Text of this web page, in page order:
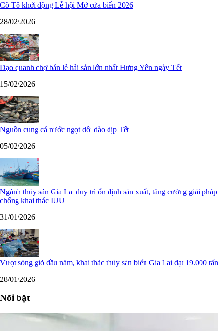
Cô Tô khởi động Lễ hội Mở cửa biển 2026
28/02/2026
Dạo quanh chợ bán lẻ hải sản lớn nhất Hưng Yên ngày Tết
15/02/2026
Nguồn cung cá nước ngọt dồi dào dịp Tết
05/02/2026
Ngành thủy sản Gia Lai duy trì ổn định sản xuất, tăng cường giải pháp
chống khai thác IUU
31/01/2026
Vượt sóng gió đầu năm, khai thác thủy sản biển Gia Lai đạt 19.000 tấn
28/01/2026
Nổi bật